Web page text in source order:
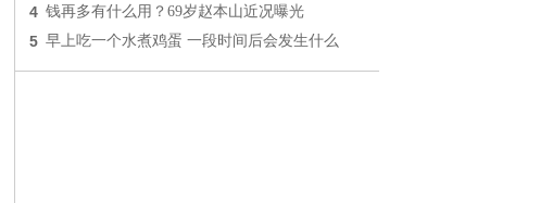
4 钱再多有什么用？69岁赵本山近况曝光
5 早上吃一个水煮鸡蛋 一段时间后会发生什么